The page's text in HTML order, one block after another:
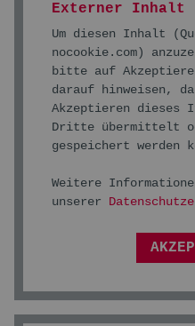
Externer Inhalt
Um diesen Inhalt
nocookie.com)
bitte auf
darauf hinweisen,
Akzeptieren dieses
Dritte übermittelt
gespeichert werden
Weitere
unserer